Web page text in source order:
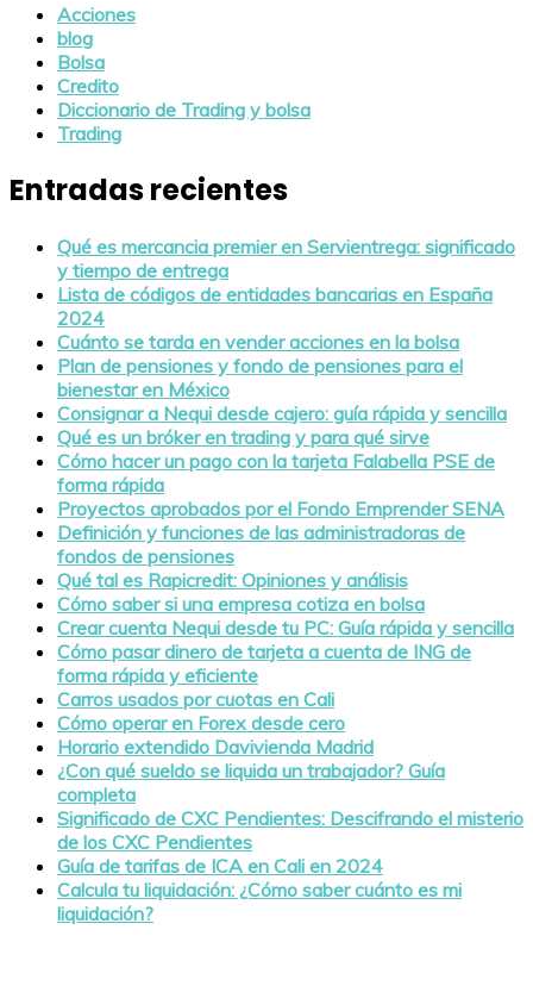
Acciones
blog
Bolsa
Credito
Diccionario de Trading y bolsa
Trading
Entradas recientes
Qué es mercancia premier en Servientrega: significado
y tiempo de entrega
Lista de códigos de entidades bancarias en España
2024
Cuánto se tarda en vender acciones en la bolsa
Plan de pensiones y fondo de pensiones para el
bienestar en México
Consignar a Nequi desde cajero: guía rápida y sencilla
Qué es un bróker en trading y para qué sirve
Cómo hacer un pago con la tarjeta Falabella PSE de
forma rápida
Proyectos aprobados por el Fondo Emprender SENA
Definición y funciones de las administradoras de
fondos de pensiones
Qué tal es Rapicredit: Opiniones y análisis
Cómo saber si una empresa cotiza en bolsa
Crear cuenta Nequi desde tu PC: Guía rápida y sencilla
Cómo pasar dinero de tarjeta a cuenta de ING de
forma rápida y eficiente
Carros usados por cuotas en Cali
Cómo operar en Forex desde cero
Horario extendido Davivienda Madrid
¿Con qué sueldo se liquida un trabajador? Guía
completa
Significado de CXC Pendientes: Descifrando el misterio
de los CXC Pendientes
Guía de tarifas de ICA en Cali en 2024
Calcula tu liquidación: ¿Cómo saber cuánto es mi
liquidación?